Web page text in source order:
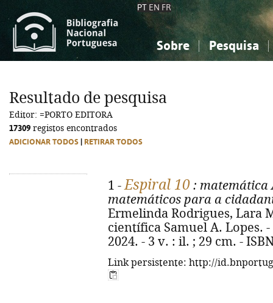
PT EN FR
Sobre Pesquisa
Ciências sociais...
Ciências sociais...
Resultado de pesquisa
Editor: =PORTO EDITORA
17309 registos encontrados
ADICIONAR TODOS RETIRAR TODOS
1 -Espiral 10 : matemática
matemáticos para a
Ermelinda Rodrigues, Lara
científica Samuel A. Lopes.
2024. - 3 v. : il. ; 29 cm. -
Link persistente: http://